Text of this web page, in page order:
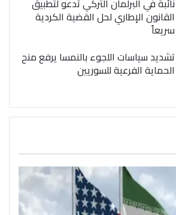
نائبة في البرلمان التركي تدعو لتطبيق
القانون الإطاري لحل القضية الكردية
سريعاً
تشديد سياسات اللجوء بالنمسا يرفع منح
الحماية الفرعية للسوريين